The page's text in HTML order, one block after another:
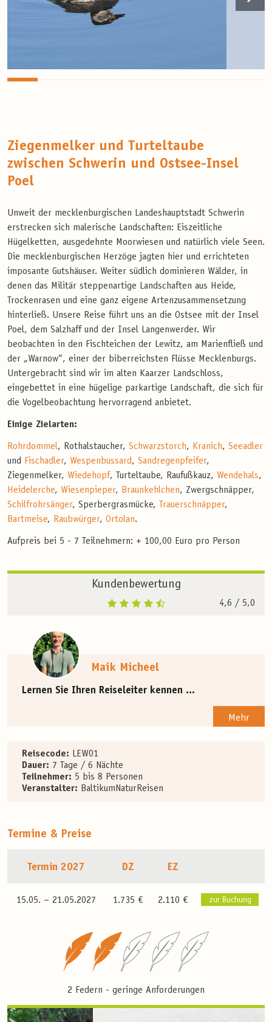
Ziegenmelker und Turteltaube
zwischen Schwerin und Ostsee-Insel
Poel
Unweit der mecklenburgischen Landeshauptstadt Schwerin
erstrecken sich malerische Landschaften: Eiszeitliche
Hügelketten, ausgedehnte Moorwiesen und natürlich viele Seen.
Die mecklenburgischen Herzöge jagten hier und errichteten
imposante Gutshäuser. Weiter südlich dominieren Wälder, in
denen das Militär steppenartige Landschaften aus Heide,
Trockenrasen und eine ganz eigene Artenzusammensetzung
hinterließ. Unsere Reise führt uns an die Ostsee mit der Insel
Poel, dem Salzhaff und der Insel Langenwerder. Wir
beobachten in den Fischteichen der Lewitz, am Marienfließ und
der „Warnow“, einer der biberreichsten Flüsse Mecklenburgs.
Untergebracht sind wir im alten Kaarzer Landschloss,
eingebettet in eine hügelige parkartige Landschaft, die sich für
die Vogelbeobachtung hervorragend anbietet.
Einige Zielarten:
Rohrdommel, Rothalstaucher, Schwarzstorch, Kranich, Seeadler
und Fischadler, Wespenbussard, Sandregenpfeifer,
Ziegenmelker, Wiedehopf, Turteltaube, Raufußkauz, Wendehals,
Heidelerche, Wiesenpieper, Braunkehlchen, Zwergschnäpper,
Schilfrohrsänger, Sperbergrasmücke, Trauerschnäpper,
Bartmeise, Raubwürger, Ortolan.
Aufpreis bei 5 - 7 Teilnehmern: + 100,00 Euro pro Person
Kundenbewertung
4,6 / 5,0
Maik Micheel
Lernen Sie Ihren Reiseleiter kennen ...
Mehr
Reisecode: LEW01
Dauer: 7 Tage / 6 Nächte
Teilnehmer: 5 bis 8 Personen
Veranstalter: BaltikumNaturReisen
Termine & Preise
Termin 2027 DZ EZ
15.05. – 21.05.2027 1.735 € 2.110 € zur Buchung
2 Federn - geringe Anforderungen